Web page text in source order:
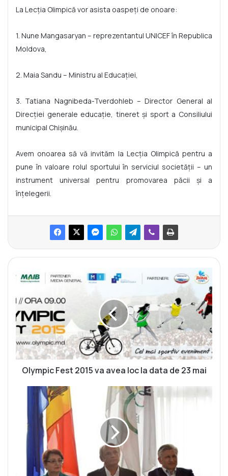
La Lecția Olimpică vor asista oaspeți de onoare:
1. Nune Mangasaryan – reprezentantul UNICEF în Republica
Moldova,
2. Maia Sandu – Ministru al Educației,
3. Tatiana Nagnibeda-Tverdohleb – Director General al
Direcţiei generale educaţie, tineret şi sport a Consiliului
municipal Chișinău.
Avem onoarea să vă invităm la Lecția Olimpică pentru a
pune în valoare rolul sportului în serviciul societății – un
instrument universal pentru promovarea păcii și a
înțelegerii.
O
m
p
i
F
e
Olympic Fest 2015 va avea loc la data de 23 mai